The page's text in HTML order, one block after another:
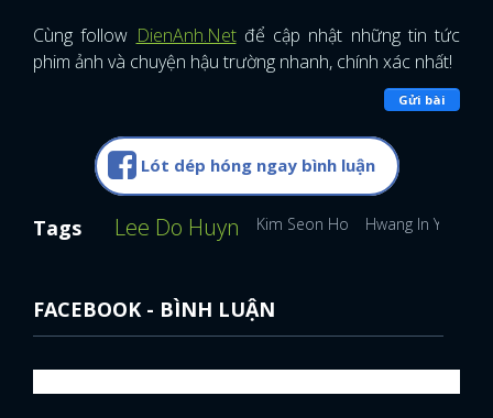
Cùng follow DienAnh.Netđể cập nhật những tin tức
phim ảnh và chuyện hậu trường nhanh, chính xác nhất!
Gửi bài
Lót dép hóng ngay bình luận
Tags Lee Do Huyn Kim Seon Ho Hwang In Yeop
FACEBOOK - BÌNH LUẬN